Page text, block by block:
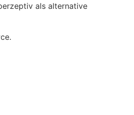
als alternative